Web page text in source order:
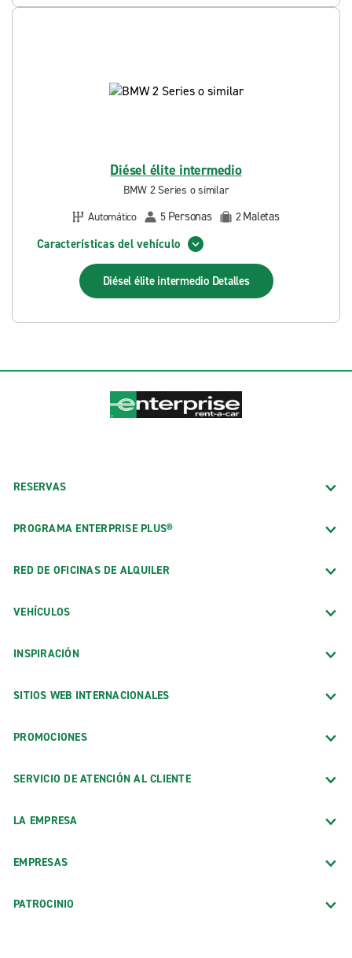
Diésel élite intermedio
BMW 2 Series o similar
Automático
5 Personas 2Maletas
Características del vehículo
Diésel élite intermedio Detalles
RESERVAS
PROGRAMA ENTERPRISE PLUS®
RED DE OFICINAS DE ALQUILER
VEHÍCULOS
INSPIRACIÓN
SITIOS WEB INTERNACIONALES
PROMOCIONES
SERVICIO DE ATENCIÓN AL CLIENTE
LA EMPRESA
EMPRESAS
PATROCINIO